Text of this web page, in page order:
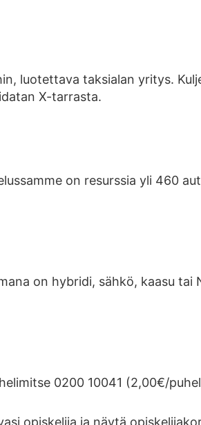
luotettava taksialan yritys.
X-tarrasta.
on resurssia yli 460
on hybridi, sähkö, kaasu tai
0200 10041 (2,00€/
opiskelija ja näytä